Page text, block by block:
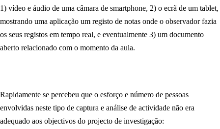
1) vídeo e áudio de uma câmara de smartphone, 2) o ecrã de um tablet,
mostrando uma aplicação um registo de notas onde o observador fazia
os seus registos em tempo real, e eventualmente 3) um documento
aberto relacionado com o momento da aula.
Rapidamente se percebeu que o esforço e número de pessoas
envolvidas neste tipo de captura e análise de actividade não era
adequado aos objectivos do projecto de investigação: